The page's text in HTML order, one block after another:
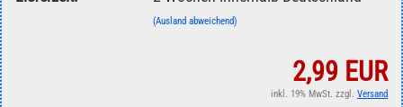
(Ausland abweichend)
2,99 EUR
inkl. 19% MwSt. zzgl. Versand